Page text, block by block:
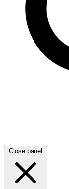
Close panel